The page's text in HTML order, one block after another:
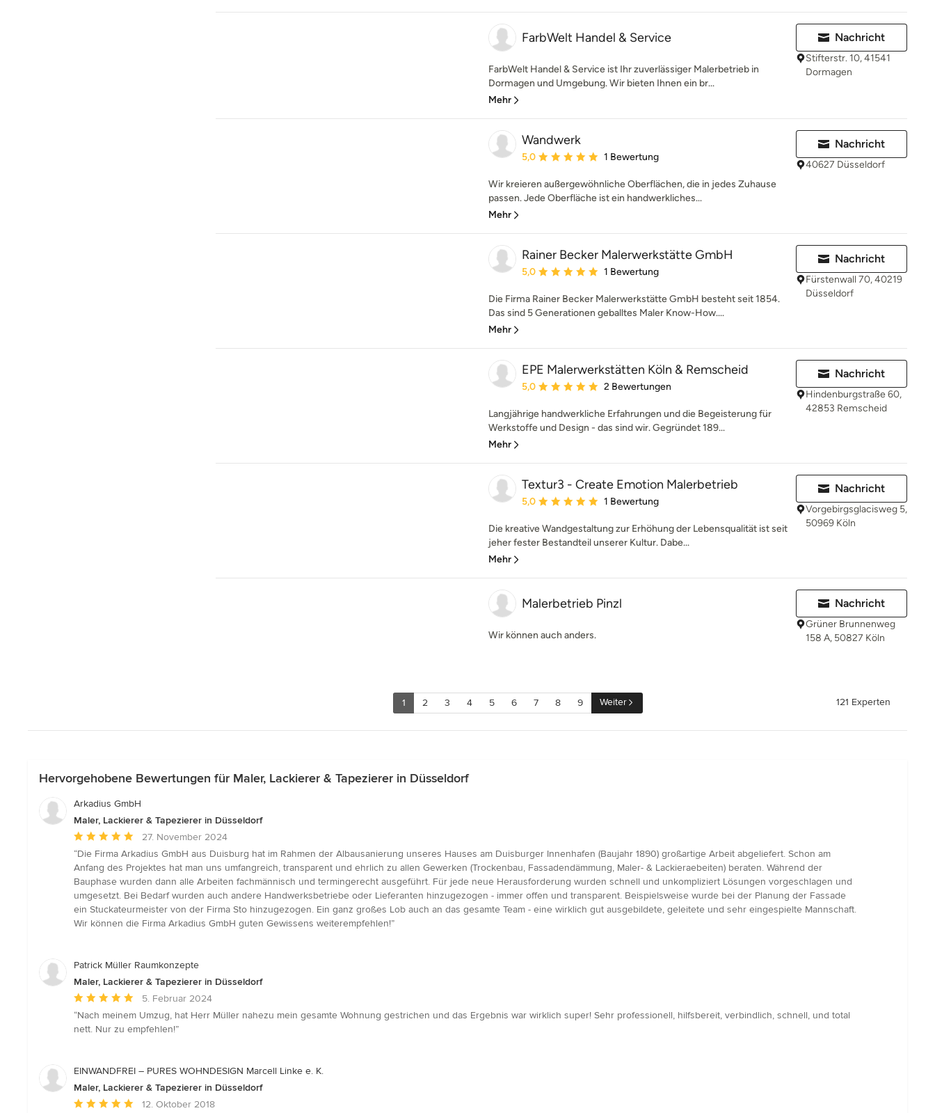
FarbWelt Handel & Service
FarbWelt Handel & Service ist Ihr zuverlässiger Malerbetrieb in
Dormagen und Umgebung. Wir bieten Ihnen ein br...
Mehr
Nachricht
Stifterstr. 10, 41541
Dormagen
Wandwerk
Durchschnittliche Bewertung: 5 von 5 Sternen
5,0 1 Bewertung
Wir kreieren außergewöhnliche Oberflächen, die in jedes Zuhause
passen. Jede Oberfläche ist ein handwerkliches...
Mehr
Nachricht
40627 Düsseldorf
Rainer Becker Malerwerkstätte GmbH
Durchschnittliche Bewertung: 5 von 5 Sternen
5,0 1 Bewertung
Die Firma Rainer Becker Malerwerkstätte GmbH besteht seit 1854.
Das sind 5 Generationen geballtes Maler Know-How....
Mehr
Nachricht
Fürstenwall 70, 40219
Düsseldorf
EPE Malerwerkstätten Köln & Remscheid
Durchschnittliche Bewertung: 5 von 5 Sternen
5,0 2 Bewertungen
Langjährige handwerkliche Erfahrungen und die Begeisterung für
Werkstoffe und Design - das sind wir. Gegründet 189...
Mehr
Nachricht
Hindenburgstraße 60,
42853 Remscheid
Textur3 - Create Emotion Malerbetrieb
Durchschnittliche Bewertung: 5 von 5 Sternen
5,0 1 Bewertung
Die kreative Wandgestaltung zur Erhöhung der Lebensqualität ist seit
jeher fester Bestandteil unserer Kultur. Dabe...
Mehr
Nachricht
Vorgebirgsglacisweg 5,
50969 Köln
Malerbetrieb Pinzl
Wir können auch anders.
Nachricht
Grüner Brunnenweg
158 A, 50827 Köln
1 2 3 4 5 6 7 8 9 Weiter 121 Experten
Hervorgehobene Bewertungen für Maler, Lackierer & Tapezierer in Düsseldorf
Arkadius GmbH
Maler, Lackierer & Tapezierer in Düsseldorf
Durchschnittliche
Bewertung:
5
von
5
Sternen
27. November 2024
“Die Firma Arkadius GmbH aus Duisburg hat im Rahmen der Albausanierung unseres Hauses am Duisburger Innenhafen (Baujahr 1890) großartige Arbeit abgeliefert. Schon am
Anfang des Projektes hat man uns umfangreich, transparent und ehrlich zu allen Gewerken (Trockenbau, Fassadendämmung, Maler- & Lackieraebeiten) beraten. Während der
Bauphase wurden dann alle Arbeiten fachmännisch und termingerecht ausgeführt. Für jede neue Herausforderung wurden schnell und unkompliziert Lösungen vorgeschlagen und
umgesetzt. Bei Bedarf wurden auch andere Handwerksbetriebe oder Lieferanten hinzugezogen - immer offen und transparent. Beispielsweise wurde bei der Planung der Fassade
ein Stuckateurmeister von der Firma Sto hinzugezogen. Ein ganz großes Lob auch an das gesamte Team - eine wirklich gut ausgebildete, geleitete und sehr eingespielte Mannschaft.
Wir können die Firma Arkadius GmbH guten Gewissens weiterempfehlen!”
Patrick Müller Raumkonzepte
Maler, Lackierer & Tapezierer in Düsseldorf
Durchschnittliche
Bewertung:
5
Sternen
5. Februar 2024
“Nach meinem Umzug, hat Herr Müller nahezu mein gesamte Wohnung gestrichen und das Ergebnis war wirklich super! Sehr professionell, hilfsbereit, verbindlich, schnell, und total
nett. Nur zu empfehlen!”
EINWANDFREI – PURES WOHNDESIGN Marcell Linke e. K.
Maler, Lackierer & Tapezierer in Düsseldorf
Durchschnittliche12. Oktober 2018